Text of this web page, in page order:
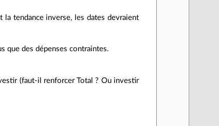
la tendance inverse, les dates devraient
que des dépenses contraintes.
(faut-il renforcer Total ? Ou investir